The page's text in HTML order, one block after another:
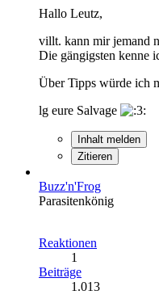
Hallo Leutz,
villt. kann mir jemand
Die gängigsten kenne
Über Tipps würde ich
lg eure Salvage
Inhalt melden
Zitieren
Buzz'n'Frog
Parasitenkönig
Reaktionen
1
Beiträge
1.013